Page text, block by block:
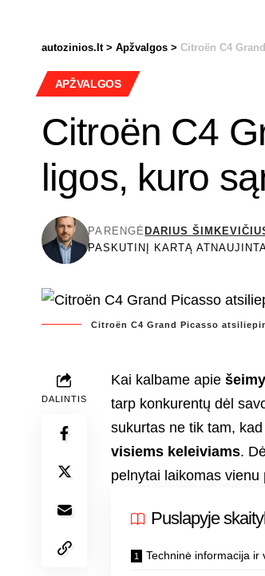
autozinios.lt> Apžvalgos > Citroën C4
APŽVALGOS
Citroën C4
ligos, kuro
PASKUTINĮ KARTĄ
PARENGĖ DARIUS
Citroën C4 Grand Picasso
DALINTIS
Kai kalbame apie
tarp konkurentų dėl
sukurtas ne tik tam,
visiems keleiviams.
pelnytai laikomas vienu
Puslapyje
Techninė informacija ir